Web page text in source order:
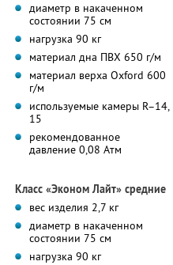
диаметр в накаченном
состоянии 75 см
нагрузка 90 кг
материал дна ПВХ 650 г/м
материал верха Oxford 600
г/м
используемые камеры R–14,
15
рекомендованное
давление 0,08 Атм
Класс «Эконом Лайт» средние
вес изделия 2,7 кг
диаметр в накаченном
состоянии 75 см
нагрузка 90 кг